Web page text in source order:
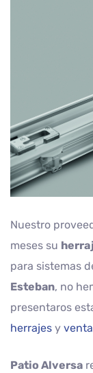
Nuestro
meses su
para sistemas
Esteban, no
presentaros
herrajes y
Patio Alversa